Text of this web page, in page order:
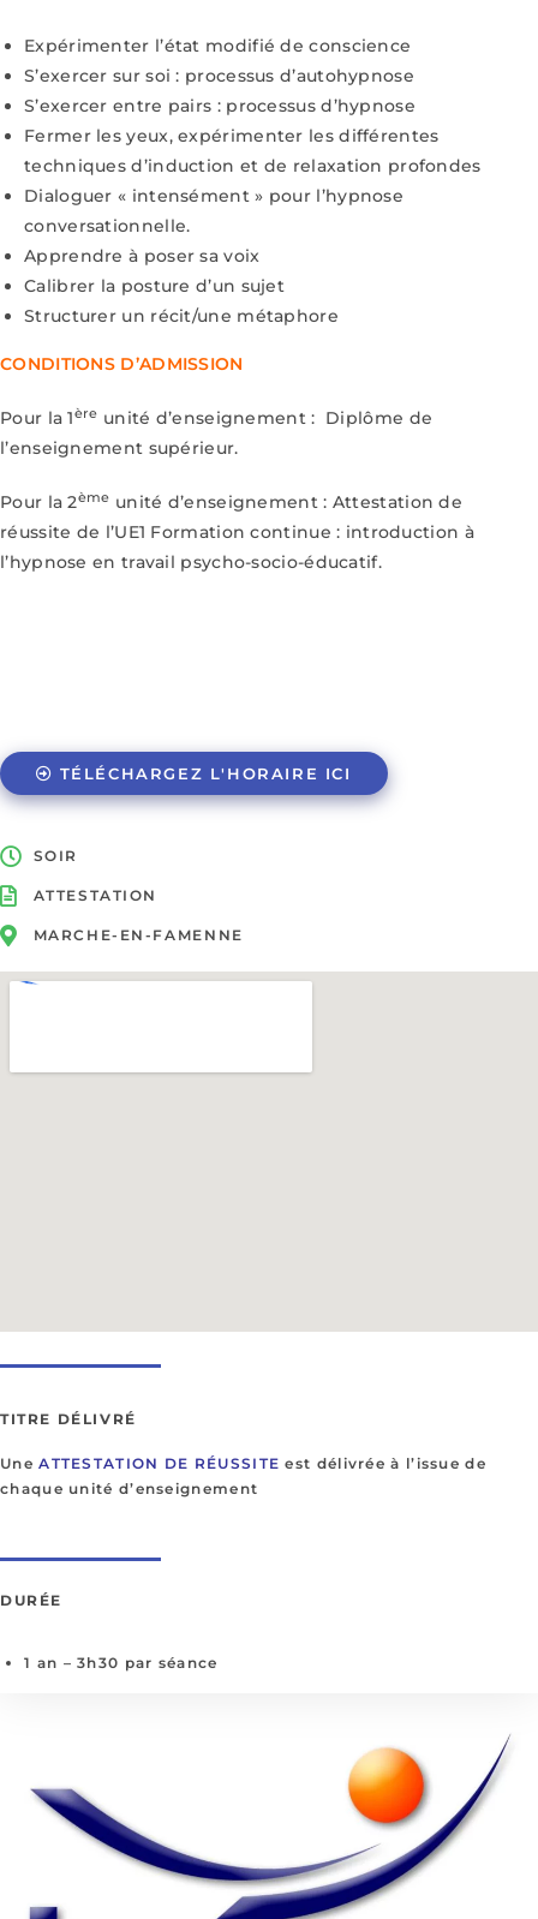
Expérimenter l’état modifié de conscience
S’exercer sur soi : processus d’autohypnose
S’exercer entre pairs : processus d’hypnose
Fermer les yeux, expérimenter les différentes
techniques d’induction et de relaxation profondes
Dialoguer « intensément » pour l’hypnose
conversationnelle.
Apprendre à poser sa voix
Calibrer la posture d’un sujet
Structurer un récit/une métaphore
CONDITIONS D’ADMISSION
Pour la 1ère unité d’enseignement : Diplôme de
l’enseignement supérieur.
Pour la 2ème unité d’enseignement : Attestation de
réussite de l’UE1 Formation continue : introduction à
l’hypnose en travail psycho-socio-éducatif.
TÉLÉCHARGEZ L'HORAIRE ICI
SOIR
ATTESTATION
MARCHE-EN-FAMENNE
TITRE DÉLIVRÉ
UneATTESTATION DE RÉUSSITEest délivrée à l’issue de
chaque unité d’enseignement
DURÉE
1 an – 3h30 par séance